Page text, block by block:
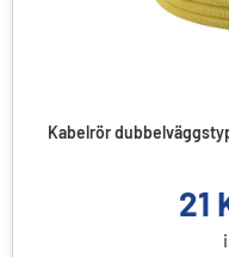
Kabelrör
21